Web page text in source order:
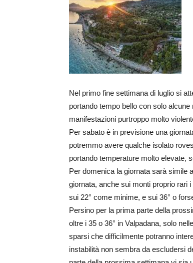
Nel primo fine settimana di luglio si
portando tempo bello con solo
manifestazioni purtroppo molto
Per sabato è in previsione una
potremmo avere qualche isolato
portando temperature molto elevate,
Per domenica la giornata sarà simile
giornata, anche sui monti proprio rari
sui 22° come minime, e sui 36° o
Persino per la prima parte della
oltre i 35 o 36° in Valpadana, solo
sparsi che difficilmente potranno
instabilità non sembra da escludersi